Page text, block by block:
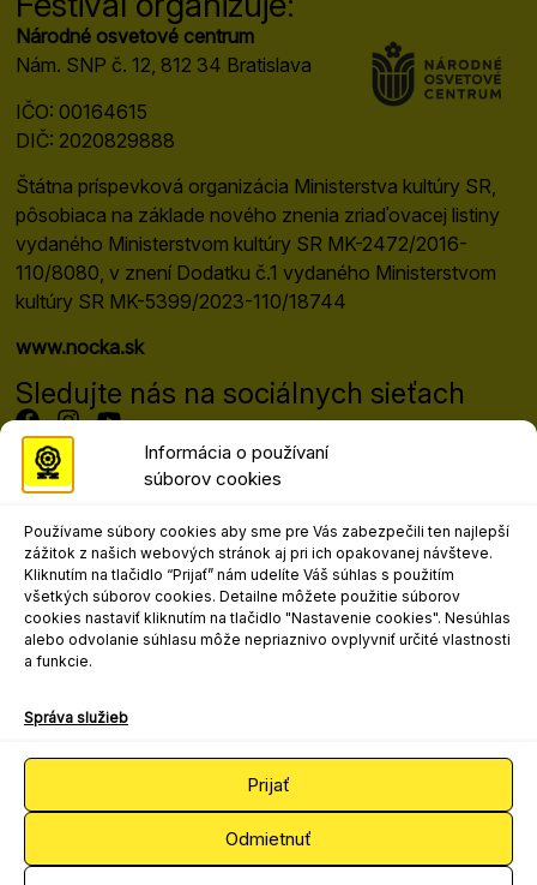
Informácia o používaní
súborov cookies
Používame súbory cookies aby sme pre Vás zabezpečili ten najlepší
zážitok z našich webových stránok aj pri ich opakovanej návšteve.
Kliknutím na tlačidlo “Prijať” nám udelíte Váš súhlas s použitím
všetkých súborov cookies. Detailne môžete použitie súborov
cookies nastaviť kliknutím na tlačidlo "Nastavenie cookies". Nesúhlas
alebo odvolanie súhlasu môže nepriaznivo ovplyvniť určité vlastnosti
a funkcie.
Správa služieb
Prijať
Odmietnuť
Národné osvetové centrum
Nám. SNP č. 12, 812 34 Bratislava
IČO: 00164615
DIČ: 2020829888
Štátna príspevková organizácia Ministerstva kultúry SR,
pôsobiaca na základe nového znenia zriaďovacej listiny
vydaného Ministerstvom kultúry SR MK-2472/2016-
110/8080, v znení Dodatku č.1 vydaného Ministerstvom
kultúry SR MK-5399/2023-110/18744
www.nocka.sk
Sledujte nás na sociálnych sieťach
Programový riaditeľ festivalu
matej.mosko@nocka.sk
+421 908 303 617
Kontakt pre marketing, propagáciu a
médiá
ludovit.andrejo@nocka.sk
+421 2 204 71 240
+421 908 080 502
2025 © Národné osvetové centrum